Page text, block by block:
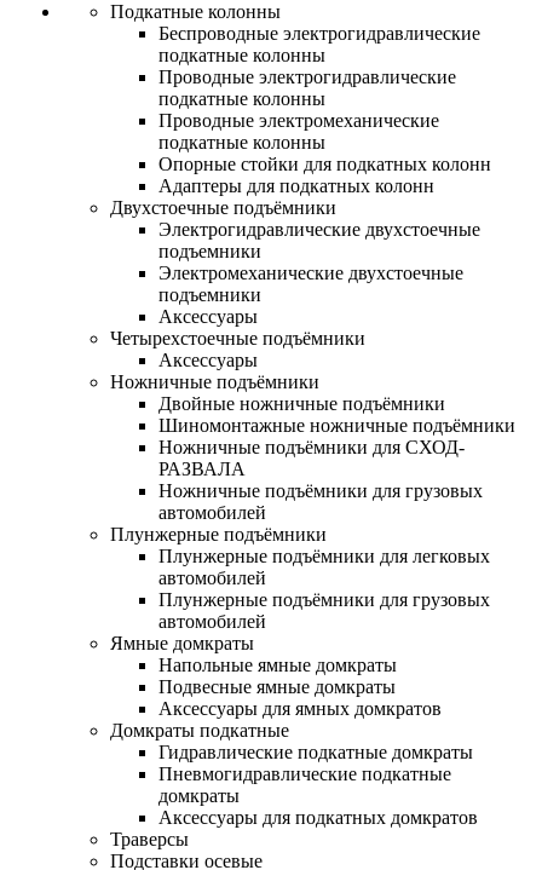
Подкатные колонны
Беспроводные электрогидравлические
подкатные колонны
Проводные электрогидравлические
подкатные колонны
Проводные электромеханические
подкатные колонны
Опорные стойки для подкатных колонн
Адаптеры для подкатных колонн
Двухстоечные подъёмники
Электрогидравлические двухстоечные
подъемники
Электромеханические двухстоечные
подъемники
Аксессуары
Четырехстоечные подъёмники
Аксессуары
Ножничные подъёмники
Двойные ножничные подъёмники
Шиномонтажные ножничные подъёмники
Ножничные подъёмники для СХОД-
РАЗВАЛА
Ножничные подъёмники для грузовых
автомобилей
Плунжерные подъёмники
Плунжерные подъёмники для легковых
автомобилей
Плунжерные подъёмники для грузовых
автомобилей
Ямные домкраты
Напольные ямные домкраты
Подвесные ямные домкраты
Аксессуары для ямных домкратов
Домкраты подкатные
Гидравлические подкатные домкраты
Пневмогидравлические подкатные
домкраты
Аксессуары для подкатных домкратов
Траверсы
Подставки осевые